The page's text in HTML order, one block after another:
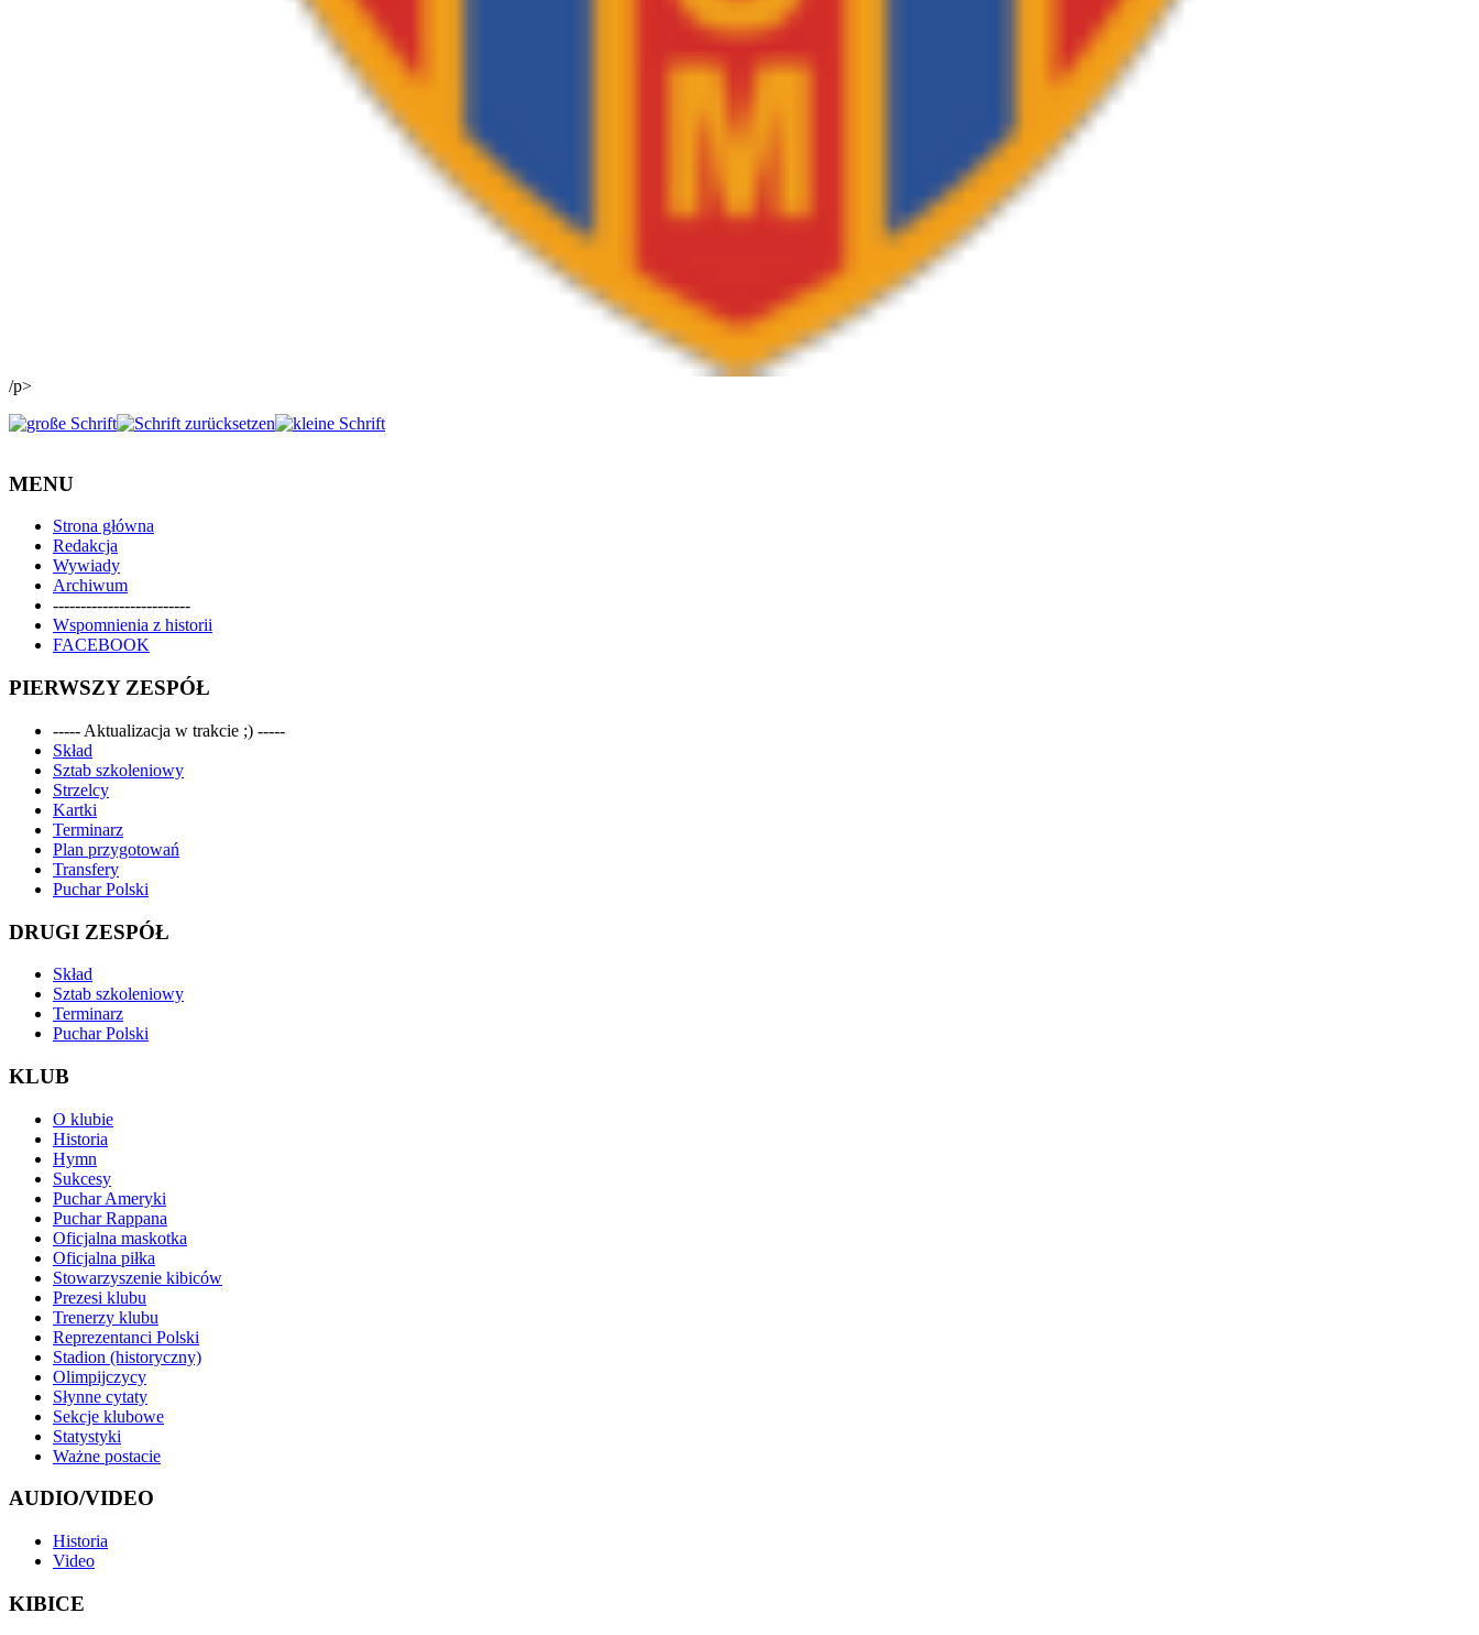
/p>
MENU
Strona główna
Redakcja
Wywiady
Archiwum
-------------------------
Wspomnienia z historii
FACEBOOK
PIERWSZY ZESPÓŁ
----- Aktualizacja w trakcie ;) -----
Skład
Sztab szkoleniowy
Strzelcy
Kartki
Terminarz
Plan przygotowań
Transfery
Puchar Polski
DRUGI ZESPÓŁ
Skład
Sztab szkoleniowy
Terminarz
Puchar Polski
KLUB
O klubie
Historia
Hymn
Sukcesy
Puchar Ameryki
Puchar Rappana
Oficjalna maskotka
Oficjalna piłka
Stowarzyszenie kibiców
Prezesi klubu
Trenerzy klubu
Reprezentanci Polski
Stadion (historyczny)
Olimpijczycy
Słynne cytaty
Sekcje klubowe
Statystyki
Ważne postacie
AUDIO/VIDEO
Historia
Video
KIBICE